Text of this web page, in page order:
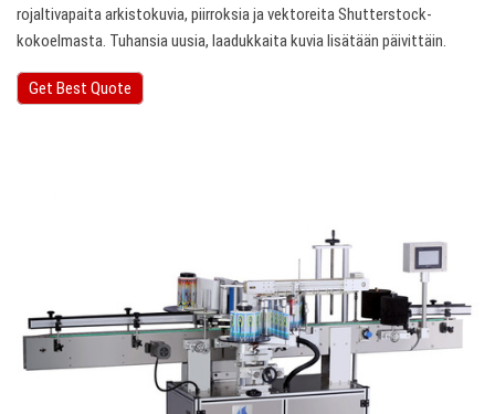
rojaltivapaita arkistokuvia, piirroksia ja vektoreita Shutterstock-
kokoelmasta. Tuhansia uusia, laadukkaita kuvia lisätään päivittäin.
Get Best Quote